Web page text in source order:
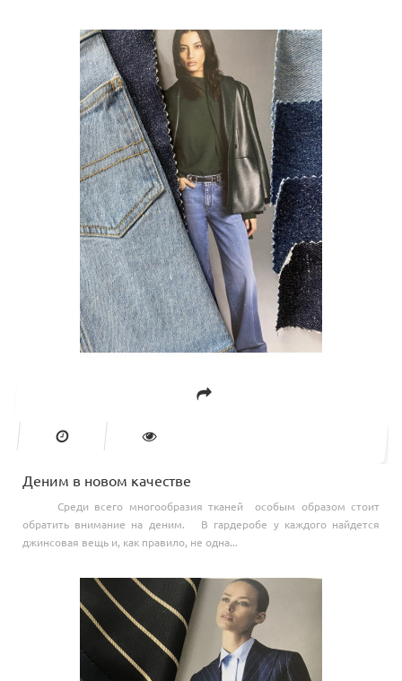
Деним в новом качестве
Среди всего многообразия тканей особым образом стоит
обратить внимание на деним. В гардеробе у каждого найдется
джинсовая вещь и, как правило, не одна...